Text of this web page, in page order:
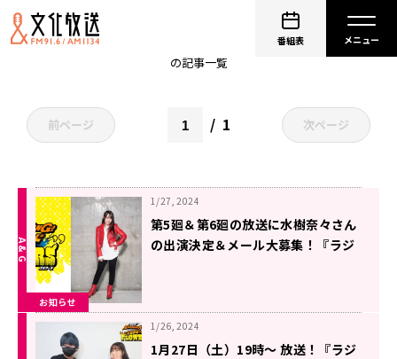
番組表
の記事一覧
前ページ 1 次ページ
お知らせ
1/27, 2024
第5廻＆第6廻の放送に水樹奈々さん
の出演決定＆メール大募集！『ラジ
1/26, 2024
1月27日（土）19時～ 放送！『ラジ